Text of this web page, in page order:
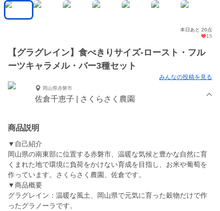
本日あと 20点
15
【グラグレイン】食べきりサイズ-ロースト・フル
ーツキャラメル・バー3種セット
みんなの投稿を見る
岡山県赤磐市
佐倉千恵子 | さくらさく農園
商品説明
▼自己紹介
岡山県の南東部に位置する赤磐市、温暖な気候と豊かな自然に育
くまれた地で環境に負荷をかけない育成を目指し、お米や葡萄を
作っています。さくらさく農園、佐倉です。
▼商品概要
グラグレイン：温暖な風土、岡山県で元気に育った穀物だけで作
ったグラノーラです。